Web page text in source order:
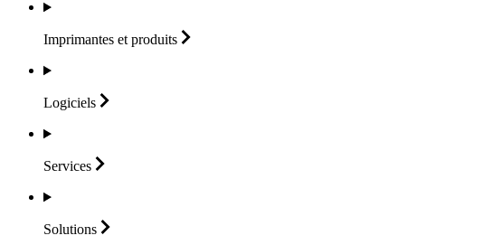
Imprimantes et produits
Logiciels
Services
Solutions